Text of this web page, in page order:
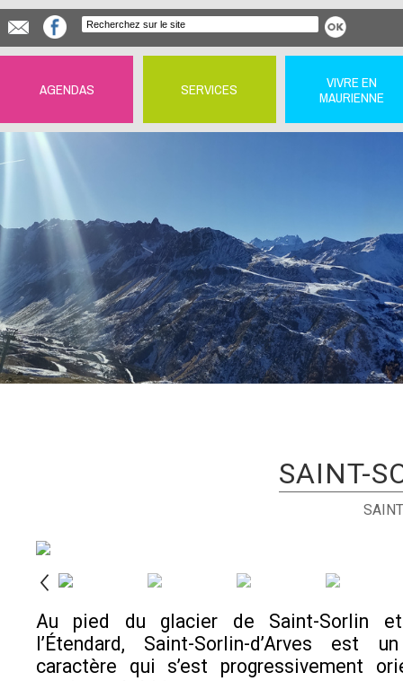
AGENDAS SERVICES
VIVRE EN
MAURIENNE
SAINT-
Au pied du glacier de Saint-Sorlin
l’Étendard, Saint-Sorlin-d’Arves est
caractère qui s’est progressivement